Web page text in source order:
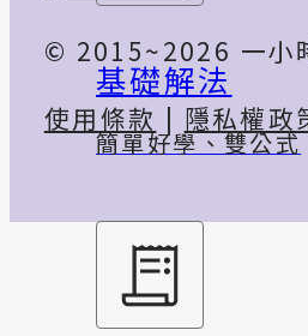
基礎解法
簡單好學、雙公式
© 2015~2026 一小
使用條款 | 隱私權政